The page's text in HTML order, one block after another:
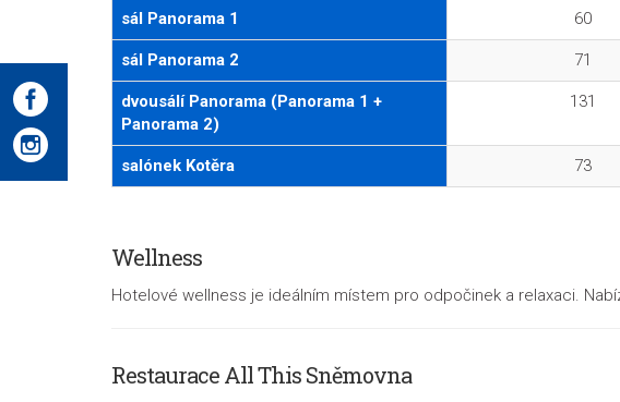
sál Panorama 1 60
sál Panorama 2 71
dvousálí Panorama (Panorama 1 +
Panorama 2)
131
salónek Kotěra 73
Wellness
Hotelové wellness je ideálním místem pro odpočinek a relaxaci.
RestauraceAll This Sněmovna